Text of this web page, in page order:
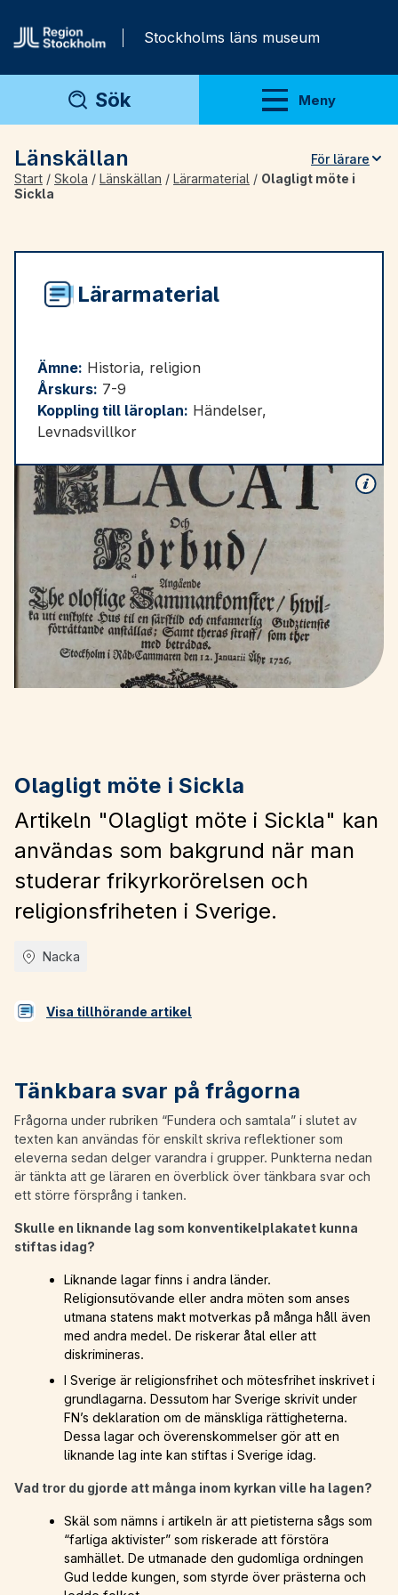
Stockholms läns museum
Sök Meny
Visa meny
Länskällan
För lärare
Teman
Arkivmaterial
För lärare
Start / Skola / Länskällan / Lärarmaterial / Olagligt möte i
Sickla
Lärarmaterial
Ämne: Historia, religion
Årskurs: 7-9
Koppling till läroplan: Händelser,
Levnadsvillkor
Olagligt möte i Sickla
Artikeln "Olagligt möte i Sickla" kan
användas som bakgrund när man
studerar frikyrkorörelsen och
religionsfriheten i Sverige.
Nacka
Visa tillhörande artikel
Tänkbara svar på frågorna
Frågorna under rubriken “Fundera och samtala” i slutet av
texten kan användas för enskilt skriva reflektioner som
eleverna sedan delger varandra i grupper. Punkterna nedan
är tänkta att ge läraren en överblick över tänkbara svar och
ett större försprång i tanken.
Skulle en liknande lag som konventikelplakatet kunna
stiftas idag?
Liknande lagar finns i andra länder.
Religionsutövande eller andra möten som anses
utmana statens makt motverkas på många håll även
med andra medel. De riskerar åtal eller att
diskrimineras.
I Sverige är religionsfrihet och mötesfrihet inskrivet i
grundlagarna. Dessutom har Sverige skrivit under
FN’s deklaration om de mänskliga rättigheterna.
Dessa lagar och överenskommelser gör att en
liknande lag inte kan stiftas i Sverige idag.
Vad tror du gjorde att många inom kyrkan ville ha lagen?
Skäl som nämns i artikeln är att pietisterna sågs som
“farliga aktivister” som riskerade att förstöra
samhället. De utmanade den gudomliga ordningen
Gud ledde kungen, som styrde över prästerna och